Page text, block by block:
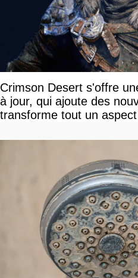
Crimson Desert s'offre
à jour, qui ajoute des
transforme tout un